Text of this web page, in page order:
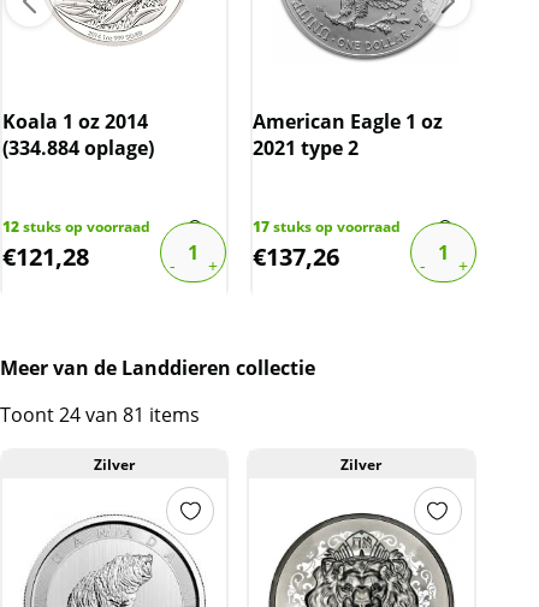
Koala 1 oz 2014
(334.884 oplage)
12stuks op voorraad
€121,28
American Eagle 1 oz
2021 type 2
17stuks op voorraad
€137,26
Meer van de Landdieren collectie
Toont 24 van 81 items
Zilver Zilver